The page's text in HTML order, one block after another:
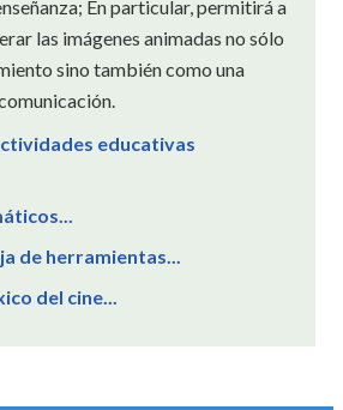
En particular, permitirá a
las imágenes animadas no sólo
sino también como una
educativas
de herramientas...
del cine...